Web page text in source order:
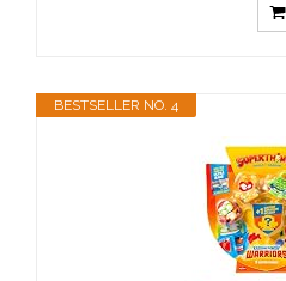
BESTSELLER NO. 4